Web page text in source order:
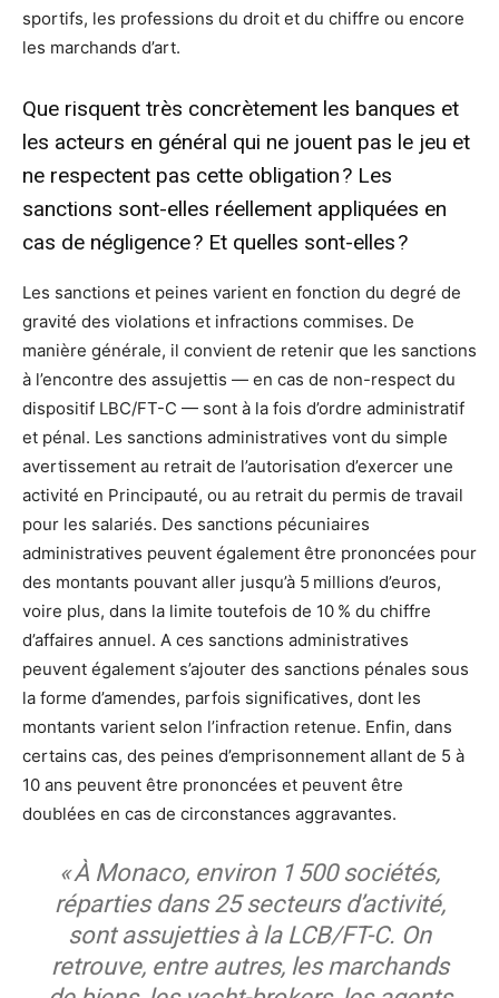
sportifs, les professions du droit et du chiffre ou encore
les marchands d’art.
Que risquent très concrètement les banques et
les acteurs en général qui ne jouent pas le jeu et
ne respectent pas cette obligation ? Les
sanctions sont-elles réellement appliquées en
cas de négligence ? Et quelles sont-elles ?
Les sanctions et peines varient en fonction du degré de
gravité des violations et infractions commises. De
manière générale, il convient de retenir que les sanctions
à l’encontre des assujettis — en cas de non-respect du
dispositif LBC/FT-C — sont à la fois d’ordre administratif
et pénal. Les sanctions administratives vont du simple
avertissement au retrait de l’autorisation d’exercer une
activité en Principauté, ou au retrait du permis de travail
pour les salariés. Des sanctions pécuniaires
administratives peuvent également être prononcées pour
des montants pouvant aller jusqu’à 5 millions d’euros,
voire plus, dans la limite toutefois de 10 % du chiffre
d’affaires annuel. A ces sanctions administratives
peuvent également s’ajouter des sanctions pénales sous
la forme d’amendes, parfois significatives, dont les
montants varient selon l’infraction retenue. Enfin, dans
certains cas, des peines d’emprisonnement allant de 5 à
10 ans peuvent être prononcées et peuvent être
doublées en cas de circonstances aggravantes.
« À Monaco, environ 1 500 sociétés,
réparties dans 25 secteurs d’activité,
sont assujetties à la LCB/FT-C. On
retrouve, entre autres, les marchands